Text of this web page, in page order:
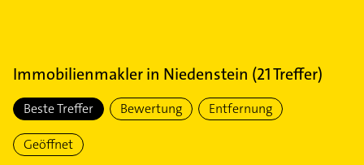
Immobilienmaklerin Niedenstein (21Treffer)
Beste Treffer Bewertung Entfernung
Geöffnet